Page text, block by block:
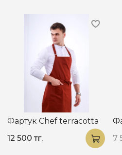
Фартук Chef terracotta
12 500 тг.
7